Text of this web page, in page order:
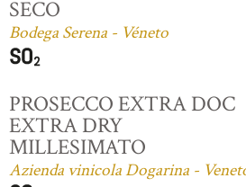
SECO
Bodega Serena - Véneto
PROSECCO EXTRA DOC
EXTRA DRY
MILLESIMATO
Azienda vinicola Dogarina -